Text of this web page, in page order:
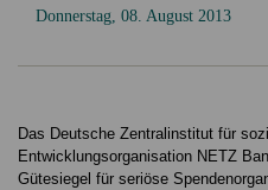
Donnerstag, 08. August 2013
Das Deutsche Zentralinstitut für
Entwicklungsorganisation NETZ
Gütesiegel für seriöse